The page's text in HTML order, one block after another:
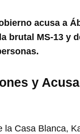
acusa a
brutal MS-13 y
y
la Casa Blanca,